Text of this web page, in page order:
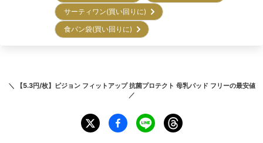
サーティワン(買い回りに)
食パン袋(買い回りに)
＼ 【5.3円/枚】ピジョン フィットアップ 抗菌プロテクト 母乳パッド フリーの最安値
／